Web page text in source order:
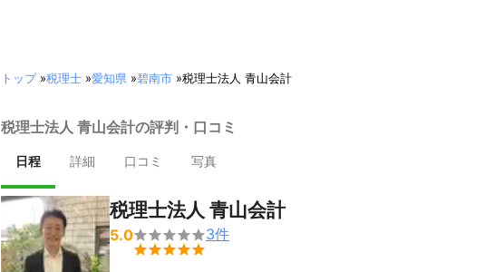
トップ»税理士 »愛知県 »碧南市 »税理士法人 青山会計
税理士法人 青山会計の評判・口コミ
日程 詳細 口コミ 写真
税理士法人 青山会計
5.0

3件